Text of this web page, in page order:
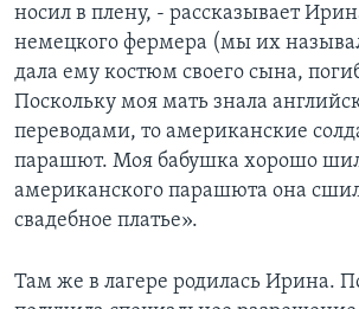
носил в плену, - рассказывает
немецкого фермера (мы их
дала ему костюм своего сына,
Поскольку моя мать знала
переводами, то американские
парашют. Моя бабушка хорошо
американского парашюта она
свадебное платье».
Там же в лагере родилась Ирина.